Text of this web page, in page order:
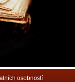
osobností